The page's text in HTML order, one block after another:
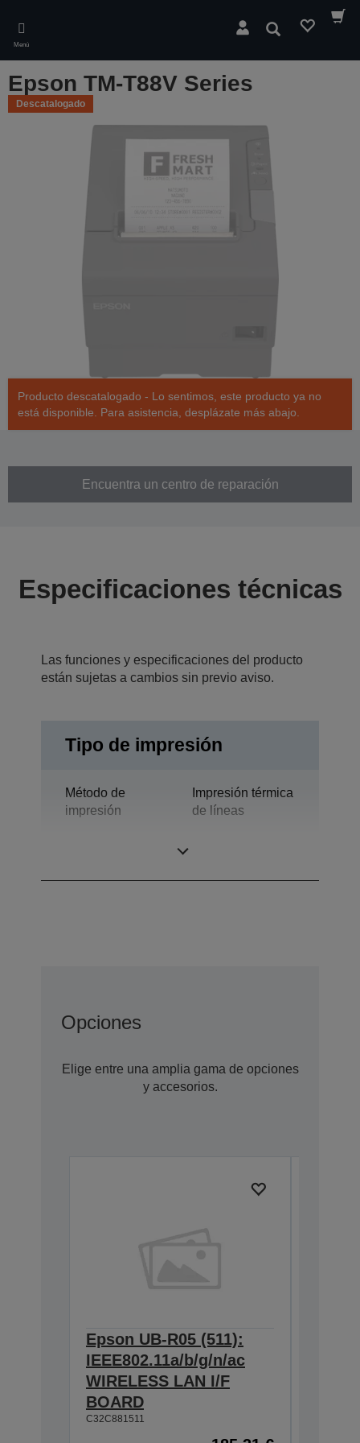
main
content
Menú
Buscar
Epson TM-T88V Series
Descatalogado
Producto descatalogado - Lo sentimos, este producto ya no
está disponible. Para asistencia, desplázate más abajo.
Encuentra un centro de reparación
Especificaciones técnicas
Las funciones y especificaciones del producto
están sujetas a cambios sin previo aviso.
Tipo de impresión
Método de
impresión
Impresión térmica
de líneas
Opciones
Elige entre una amplia gama de opciones
y accesorios.
Epson UB-R05 (511):
IEEE802.11a/b/g/n/ac
WIRELESS LAN I/F
BOARD
C32C881511